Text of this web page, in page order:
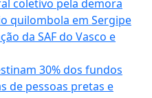
coletivo pela demora
quilombola em Sergipe
da SAF do Vasco e
30% dos fundos
de pessoas pretas e